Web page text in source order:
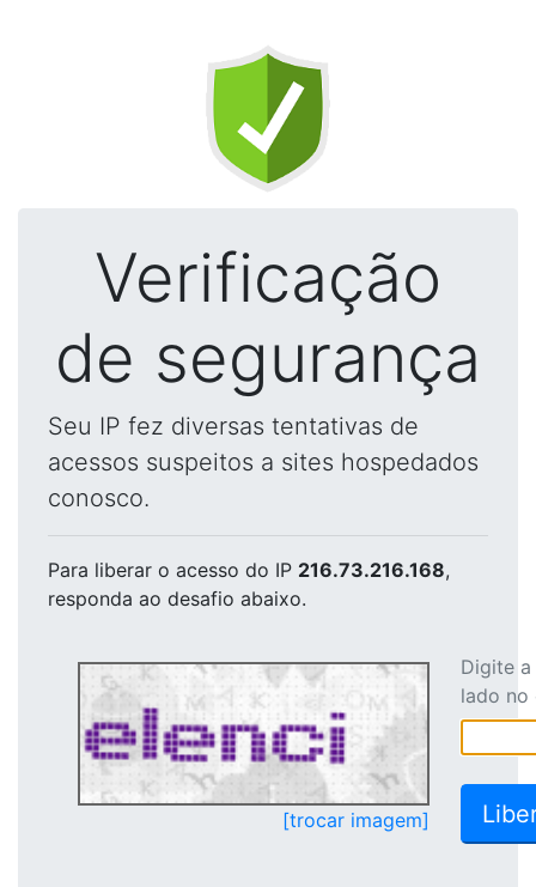
Verificação
de segurança
Seu IP fez diversas tentativas de
acessos suspeitos a sites hospedados
conosco.
Para liberar o acesso do IP 216.73.216.168,
responda ao desafio abaixo.
[trocar imagem]
Digite
lado no